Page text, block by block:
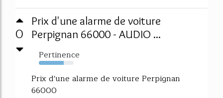
0
Prix d'une alarme de voiture
Perpignan 66000 - AUDIO ...
Pertinence
71%
Prix d'une alarme de voiture Perpignan
66000